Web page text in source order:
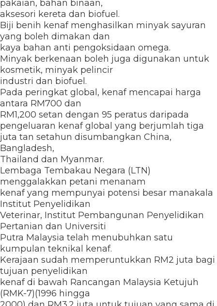
pakaian, bahan binaan,
aksesori kereta dan biofuel.
Biji benih kenaf menghasilkan minyak sayuran
yang boleh dimakan dan
kaya bahan anti pengoksidaan omega.
Minyak berkenaan boleh juga digunakan untuk
kosmetik, minyak pelincir
industri dan biofuel.
Pada peringkat global, kenaf mencapai harga
antara RM700 dan
RM1,200 setan dengan 95 peratus daripada
pengeluaran kenaf global yang berjumlah tiga
juta tan setahun disumbangkan China,
Bangladesh,
Thailand dan Myanmar.
Lembaga Tembakau Negara (LTN)
menggalakkan petani menanam
kenaf yang mempunyai potensi besar manakala
Institut Penyelidikan
Veterinar, Institut Pembangunan Penyelidikan
Pertanian dan Universiti
Putra Malaysia telah menubuhkan satu
kumpulan teknikal kenaf.
Kerajaan sudah memperuntukkan RM2 juta bagi
tujuan penyelidikan
kenaf di bawah Rancangan Malaysia Ketujuh
(RMK-7)(1996 hingga